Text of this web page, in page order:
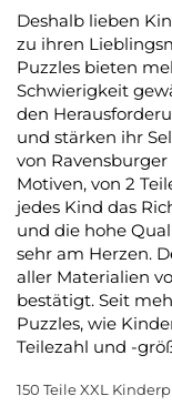
Deshalb lieben
zu ihren
Puzzles bieten
Schwierigkeit
den
und stärken ihr
von
Motiven, von 2
jedes Kind das
und die hohe
sehr am Herzen.
aller Materialien
bestätigt. Seit
Puzzles, wie
Teilezahl und -
150 Teile XXL